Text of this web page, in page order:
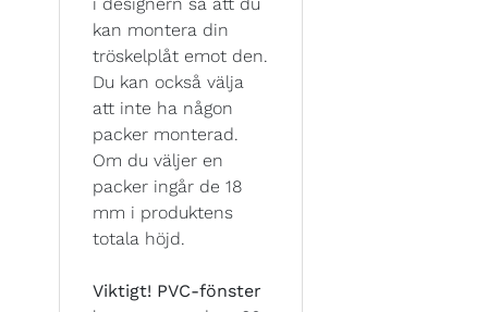
kan montera din
tröskelplåt emot den.
Du kan också välja
att inte ha någon
packer monterad.
Om du väljer en
packer ingår de 18
mm i produktens
totala höjd.
Viktigt! PVC-fönster